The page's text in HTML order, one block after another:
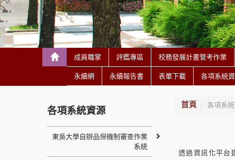
成員職掌 評鑑專區 校務發展計畫管考作業
永續網 永續報告書 表單下載 各項系統
首頁 各項系
透過資訊化平台
各項系統資源
東吳大學自辦品保機制審查作業
系統